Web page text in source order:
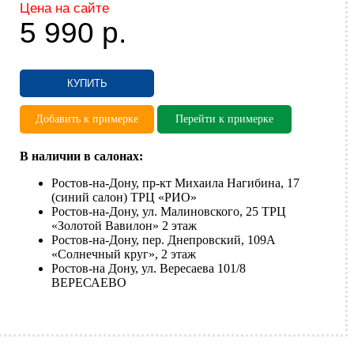
Цена на сайте
5 990 р.
КУПИТЬ
Добавить к примерке Перейти к примерке
В наличии в салонах:
Ростов-на-Дону, пр-кт Михаила Нагибина, 17
(синий салон) ТРЦ «РИО»
Ростов-на-Дону, ул. Малиновского, 25 ТРЦ
«Золотой Вавилон» 2 этаж
Ростов-на-Дону, пер. Днепровский, 109А
«Солнечный круг», 2 этаж
Ростов-на Дону, ул. Вересаева 101/8
ВЕРЕСАЕВО